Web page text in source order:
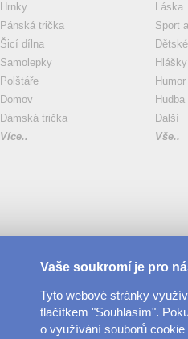
Hrnky
Pánská trička
Šicí dílna
Samolepky
Polštáře
Domov
Dámská trička
Více..
Láska
Sport
Dětské
Hlášky
Humor
Další
Vše..
Vaše soukromí je pro
Tyto webové stránky
tlačítkem "Souhlasím".
o využívání souborů cookie